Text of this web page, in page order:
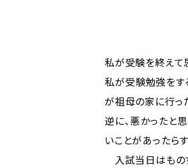
私が受験を終えて
私が受験勉強をす
が祖母の家に行っ
逆に、悪かったと
いことがあったら
入試当日はもの